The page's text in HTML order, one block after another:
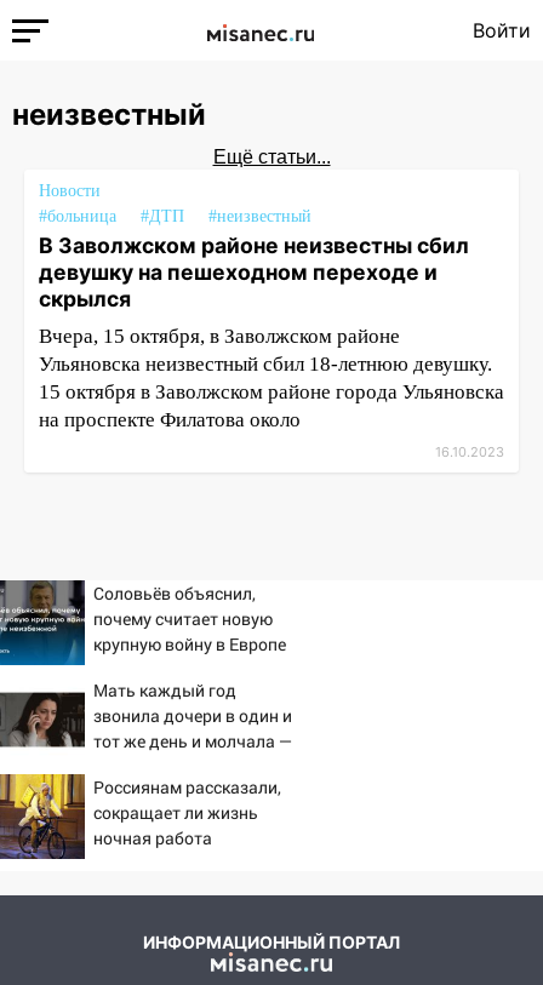
Войти
неизвестный
Ещё статьи...
Новости
#больница
#ДТП #неизвестный
В Заволжском районе неизвестны сбил
девушку на пешеходном переходе и
скрылся
Вчера, 15 октября, в Заволжском районе
Ульяновска неизвестный сбил 18-летнюю девушку.
15 октября в Заволжском районе города Ульяновска
на проспекте Филатова около
16.10.2023
Соловьёв объяснил,
почему считает новую
крупную войну в Европе
Мать каждый год
звонила дочери в один и
тот же день и молчала —
слишком поздно: история
одной семьи
Россиянам рассказали,
сокращает ли жизнь
ночная работа
ИНФОРМАЦИОННЫЙ ПОРТАЛ